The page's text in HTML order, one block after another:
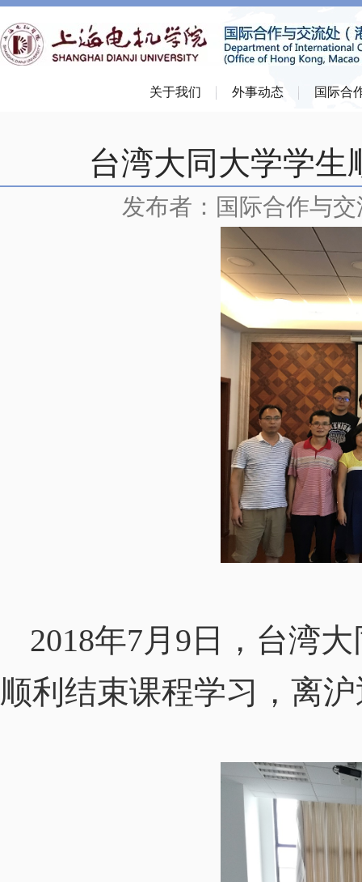
关于我们 外事动态 国际合
台湾大同大学学生
发布者：国际合作与
2018年7月 9 日，台湾
顺利结束课程学习，离